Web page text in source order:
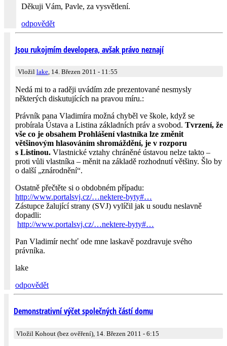
Děkuji Vám, Pavle, za vysvětlení.
odpovědět
Jsou rukojmím developera, avšak právo neznají
Vložil lake, 14. Březen 2011 - 11:55
Nedá mi to a raději uvádím zde prezentované nesmysly
některých diskutujících na pravou míru.:
Právník pana Vladimíra možná chyběl ve škole, když se
probírala Ústava a Listina základních práv a svobod. Tvrzení, že
vše co je obsahem Prohlášení vlastníka lze změnit
většinovým hlasováním shromáždění, je v rozporu
s Listinou. Vlastnické vztahy chráněné ústavou nelze takto –
proti vůli vlastníka – měnit na základě rozhodnutí většiny. Šlo by
o další „znárodnění“.
Ostatně přečtěte si o obdobném případu:
http://www.portalsvj.cz/…nektere-byty#…
Zástupce žalující strany (SVJ) vylíčil jak u soudu neslavně
dopadli:
http://www.portalsvj.cz/…nektere-byty#…
Pan Vladimír nechť ode mne laskavě pozdravuje svého
právníka.
lake
odpovědět
Demonstrativní výčet společných částí domu
Vložil Kohout (bez ověření), 14. Březen 2011 - 6:15